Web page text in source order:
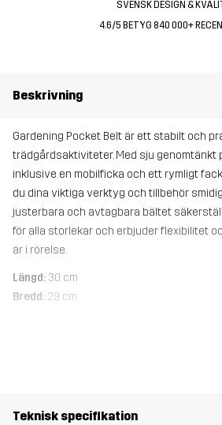
SVENSK DESIGN &
4.6/5 BETYG 840 000+
Beskrivning
Gardening Pocket Belt är ett stabilt och
trädgårdsaktiviteter. Med sju genomtänkt
inklusive en mobilficka och ett rymligt
du dina viktiga verktyg och tillbehör
justerbara och avtagbara bältet
för alla storlekar och erbjuder flexibilitet
är i rörelse.
Längd: 30 cm
Bredd: 29 cm
Teknisk specifikation